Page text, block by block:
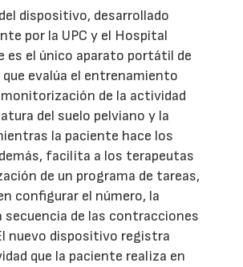
dispositivo, desarrollado
por la UPC y el Hospital
es el único aparato portátil de
evalúa el entrenamiento
de la actividad
del suelo pelviano y la
la paciente hace los
facilita a los terapeutas
de un programa de tareas,
configurar el número, la
secuencia de las contracciones
nuevo dispositivo registra
que la paciente realiza en